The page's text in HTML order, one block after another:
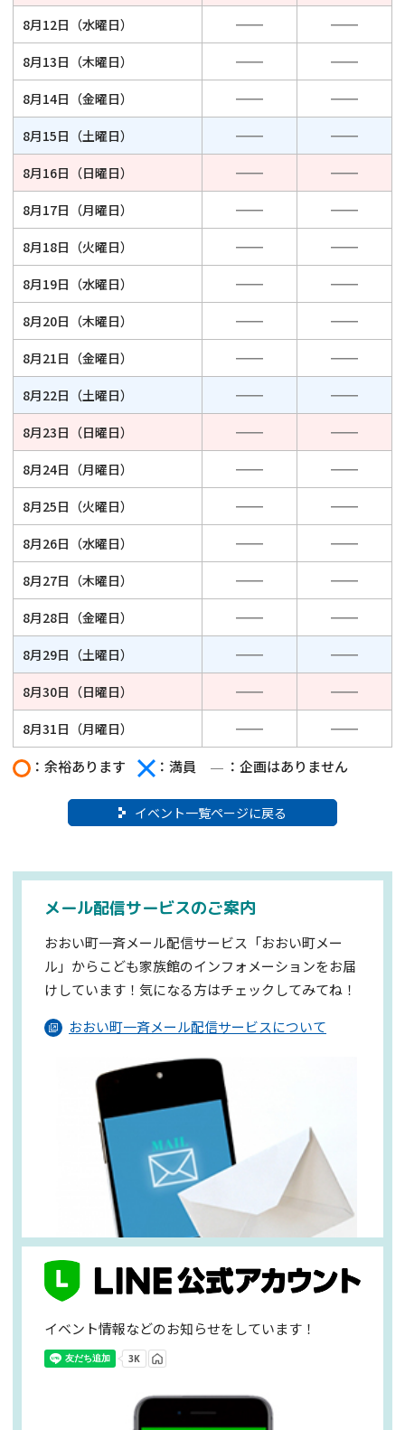
8月12日（水曜日）
8月13日（木曜日）
8月14日（金曜日）
8月15日（土曜日）
8月16日（日曜日）
8月17日（月曜日）
8月18日（火曜日）
8月19日（水曜日）
8月20日（木曜日）
8月21日（金曜日）
8月22日（土曜日）
8月23日（日曜日）
8月24日（月曜日）
8月25日（火曜日）
8月26日（水曜日）
8月27日（木曜日）
8月28日（金曜日）
8月29日（土曜日）
8月30日（日曜日）
8月31日（月曜日）
：余裕あります ：満員 ：企画はありません
イベント一覧ページに戻る
メール配信サービスのご案内
おおい町一斉メール配信サービス「おおい町メー
ル」からこども家族館のインフォメーションをお届
けしています！気になる方はチェックしてみてね！
おおい町一斉メール配信サービスについて
イベント情報などのお知らせをしています！